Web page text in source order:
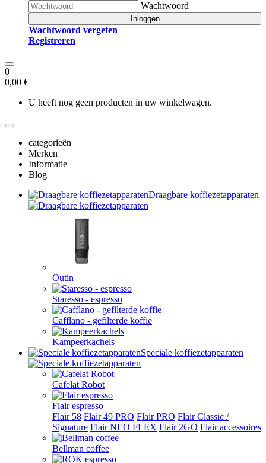
Wachtwoord
Inloggen
Wachtwoord vergeten
Registreren
0
0,00 €
U heeft nog geen producten in uw winkelwagen.
categorieën
Merken
Informatie
Blog
Draagbare koffiezetapparaten
Outin
Staresso - espresso
Cafflano - gefilterde koffie
Kampeerkachels
Speciale koffiezetapparaten
Cafelat Robot
Flair espresso
Flair 58 Flair 49 PRO Flair PRO Flair Classic /
Signature Flair NEO FLEX Flair 2GO Flair accessoires
Bellman coffee